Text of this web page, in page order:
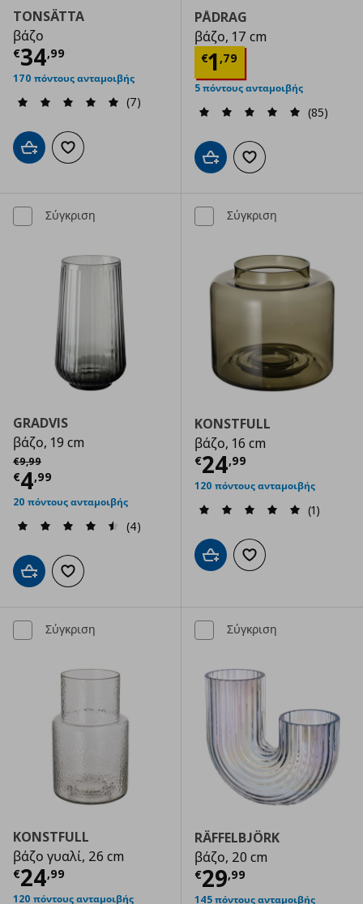
TONSÄTTA
βάζο
€34,99
Τρέχουσα τιμή € 34,99
170 πόντους ανταμοιβής
(7)
Προσθήκη στο καλάθι
Προσθήκη στα αγαπημένα
PÅDRAG
βάζο, 17 cm
€1,79
Τρέχουσα
5 πόντους ανταμοιβής
(85)
Προσθήκη στο καλάθι
Προσθήκη στα
Σύγκριση
GRADVIS
βάζο, 19 cm
€9,99
Αρχική τιμή
€4,99
Τρέχουσα τιμή € 4,99
20 πόντους ανταμοιβής
(4)
Προσθήκη στο καλάθι
Προσθήκη στα αγαπημένα
Σύγκριση
KONSTFULL
βάζο, 16 cm
€24,99
Τρέχουσα
120 πόντους ανταμοιβής
(1)
Προσθήκη στο καλάθι
Προσθήκη στα
Σύγκριση
KONSTFULL
βάζο γυαλί, 26 cm
€24,99
Τρέχουσα τιμή € 24,99
120 πόντους ανταμοιβής
Σύγκριση
RÄFFELBJÖRK
βάζο, 20 cm
€29,99
Τρέχουσα
145 πόντους ανταμοιβής